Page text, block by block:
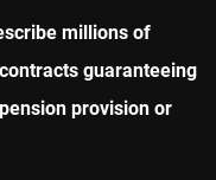
millions of
guaranteeing
provision or